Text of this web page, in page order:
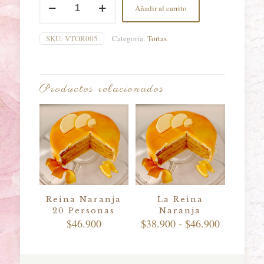
Hoja
Personas
cantidad
Añadir al carrito
SKU: VTOR005 Categoría: Tortas
Productos relacionados
Reina Naranja
20 Personas
$46.900
La Reina
Naranja
$38.900 - $46.900Rango